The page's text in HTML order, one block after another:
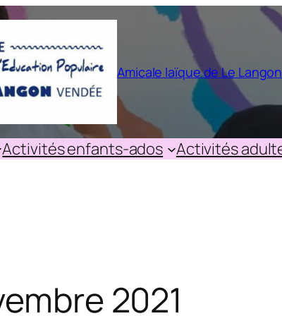
Amicale laïque de Le Langon
Activités enfants-ados Activités
2021